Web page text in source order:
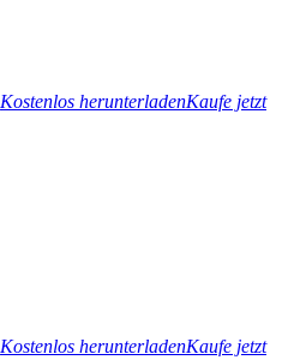
Kostenlos herunterladenKaufe jetzt
Kostenlos herunterladenKaufe jetzt